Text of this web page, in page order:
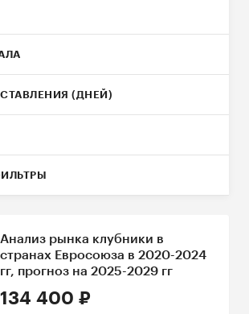
(ДНЕЙ)
Анализ рынка клубники в
странах Евросоюза в 2020-2024
гг, прогноз на 2025-2029 гг
134 400 ₽